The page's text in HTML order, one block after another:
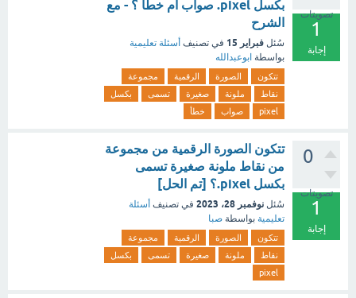
تصويتات
1
إجابة
بكسل pixel. صواب ام خطأ ؟ - مع
الشرح
سُئل فبراير 15 في تصنيف أسئلة تعليمية
بواسطة ابوعبدالله
تتكون الصورة الرقمية
مجموعة
نقاط
ملونة صغيرة تسمى
بكسل
pixel
صواب خطأ
0
تصويتات
1
إجابة
تتكون الصورة الرقمية من مجموعة
من نقاط ملونة صغيرة تسمى
بكسل pixel.؟ [تم الحل]
سُئل نوفمبر 28، 2023 في تصنيف أسئلة
تعليمية بواسطة صبا
تتكون الصورة الرقمية
مجموعة
نقاط
ملونة صغيرة تسمى
بكسل
pixel